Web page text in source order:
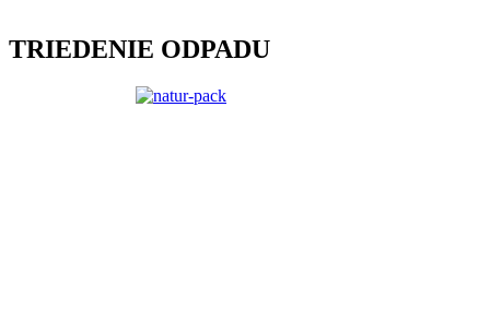
TRIEDENIE ODPADU